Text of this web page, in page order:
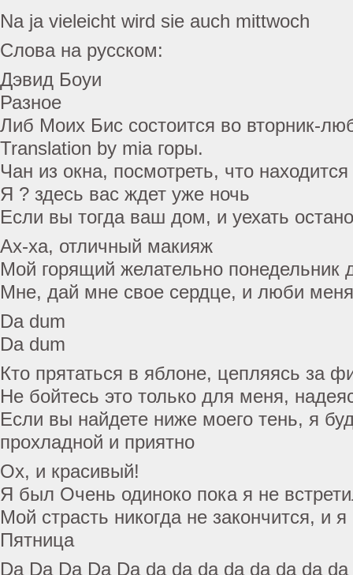
Na ja vieleicht wird sie auch mittwoch
Слова на русском:
Дэвид Боуи
Разное
Либ Моих Бис состоится во вторник-
Translation by mia горы.
Чан из окна, посмотреть, что
Я ? здесь вас ждет уже ночь
Если вы тогда ваш дом, и уехать
Ах-ха, отличный макияж
Мой горящий желательно понедельник
Мне, дай мне свое сердце, и люби
Da dum
Da dum
Кто прятаться в яблоне, цепляясь за
Не бойтесь это только для меня,
Если вы найдете ниже моего тень, я
прохладной и приятно
Ох, и красивый!
Я был Очень одиноко пока я не
Мой страсть никогда не закончится, и
Пятница
Da Da Da Da Da da da da da da da da